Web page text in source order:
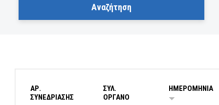
ΑΡ.
ΣΥΝΕΔΡΙΑΣΗΣ
ΣΥΛ.
ΟΡΓΑΝΟ
ΗΜΕΡΟΜΗΝΙΑ